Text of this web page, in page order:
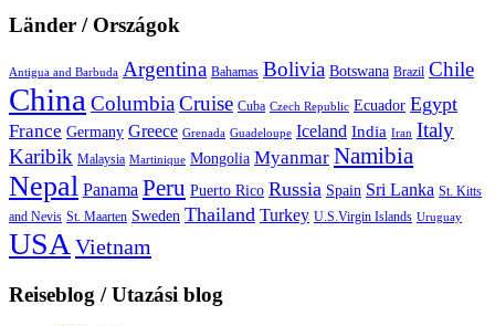
Länder / Országok
Antigua and Barbuda Argentina Bahamas Bolivia Botswana Brazil Chile
China ColumbiaCruise Cuba Czech Republic Ecuador Egypt
France Germany Greece Grenada Guadeloupe Iceland India Iran Italy
Karibik Malaysia Martinique Mongolia Myanmar Namibia
Nepal Panama Peru Puerto Rico Russia Spain Sri Lanka St. Kitts
and Nevis St. Maarten Sweden Thailand Turkey U.S.Virgin Islands Uruguay
USAVietnam
Reiseblog / Utazási blog